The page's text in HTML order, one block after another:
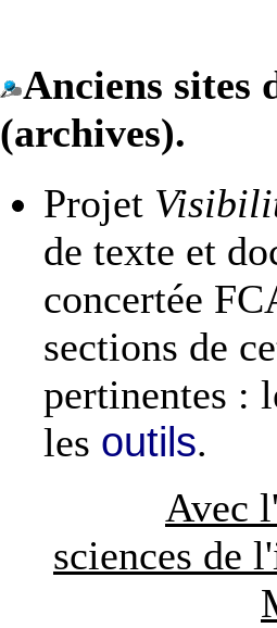
Anciens sites
(archives).
Projet
de texte et
concertée
sections de
pertinentes :
les outils.
Avec
sciences de